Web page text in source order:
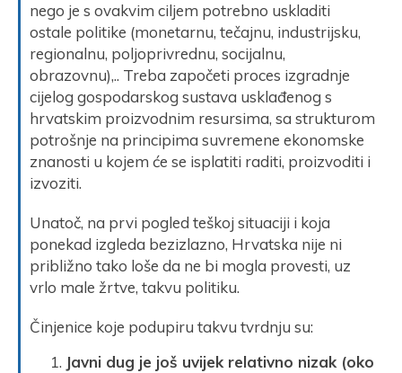
nego je s ovakvim ciljem potrebno uskladiti
ostale politike (monetarnu, tečajnu, industrijsku,
regionalnu, poljoprivrednu, socijalnu,
obrazovnu),.. Treba započeti proces izgradnje
cijelog gospodarskog sustava usklađenog s
hrvatskim proizvodnim resursima, sa strukturom
potrošnje na principima suvremene ekonomske
znanosti u kojem će se isplatiti raditi, proizvoditi i
izvoziti.
Unatoč, na prvi pogled teškoj situaciji i koja
ponekad izgleda bezizlazno, Hrvatska nije ni
približno tako loše da ne bi mogla provesti, uz
vrlo male žrtve, takvu politiku.
Činjenice koje podupiru takvu tvrdnju su:
Javni dug je još uvijek relativno nizak (oko